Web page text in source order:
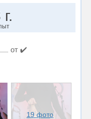
от ✔️
19 фото